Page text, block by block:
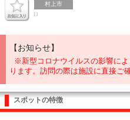
村上市
[ ]
【お知らせ】
※新型コロナウイルスの影響に
ります。訪問の際は施設に直接ご
スポットの特徴